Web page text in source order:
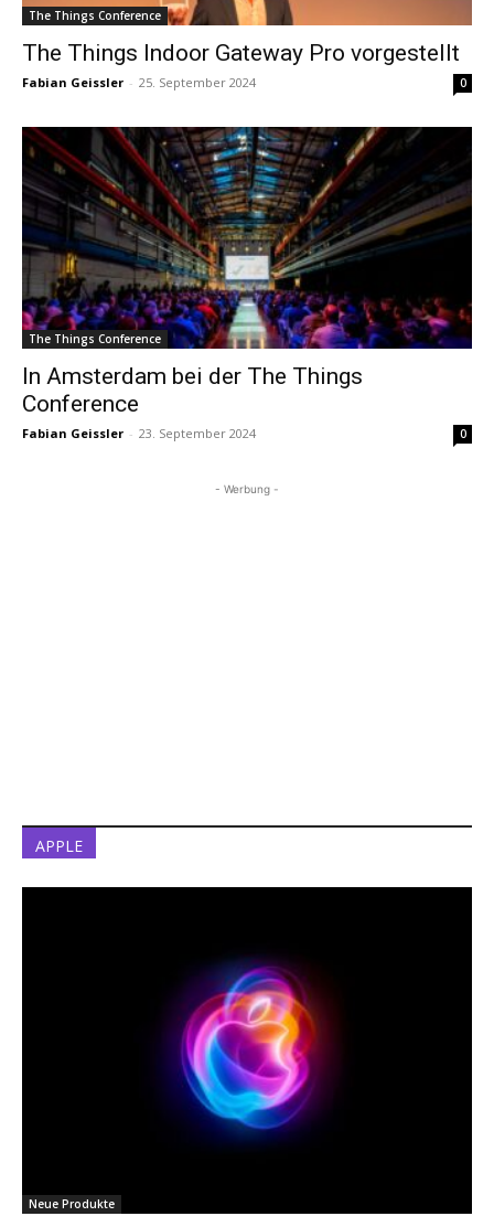
The Things Conference
The Things Indoor Gateway Pro vorgestellt
Fabian Geissler - 25. September 2024 0
The Things Conference
In Amsterdam bei der The Things
Conference
Fabian Geissler - 23. September 2024 0
- Werbung -
APPLE
Neue Produkte